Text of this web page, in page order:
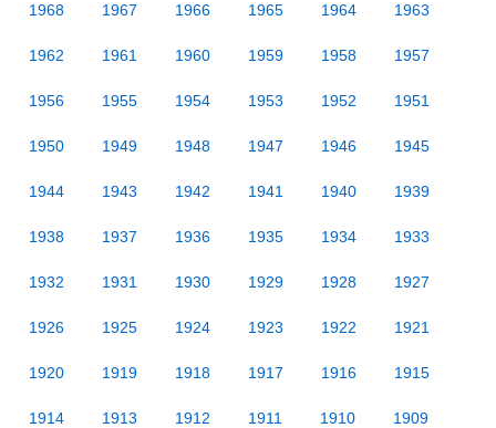
1968 1967 1966 1965 1964 1963
1962 1961 1960 1959 1958 1957
1956 1955 1954 1953 1952 1951
1950 1949 1948 1947 1946 1945
1944 1943 1942 1941 1940 1939
1938 1937 1936 1935 1934 1933
1932 1931 1930 1929 1928 1927
1926 1925 1924 1923 1922 1921
1920 1919 1918 1917 1916 1915
1914 1913 1912 1911 1910 1909